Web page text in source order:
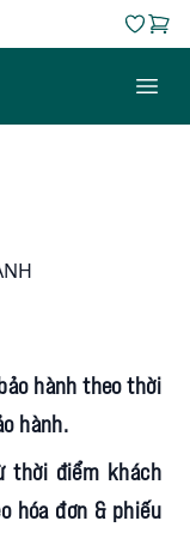
Open
hành theo thời
hành.
thời điểm khách
hóa đơn & phiếu